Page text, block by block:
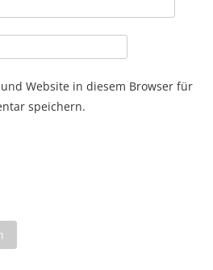
Website in diesem Browser für
speichern.